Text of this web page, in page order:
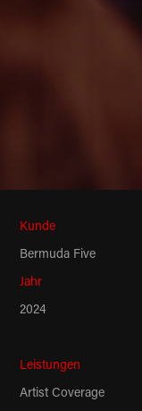
Kunde
Bermuda Five
Jahr
2024
Leistungen
Artist Coverage